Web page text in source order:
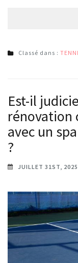
Classé dans :
Est-il
rénovation
avec un
?
JUILLET 31ST, 2025